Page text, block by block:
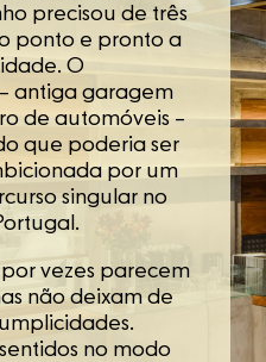
precisou de três
ponto e pronto a
O
antiga garagem
de automóveis –
que poderia ser
por um
singular no
vezes parecem
não deixam de
no modo